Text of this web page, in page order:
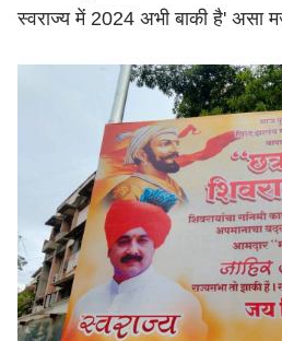
स्वराज्य में 2024 अभी बाकी है' असा